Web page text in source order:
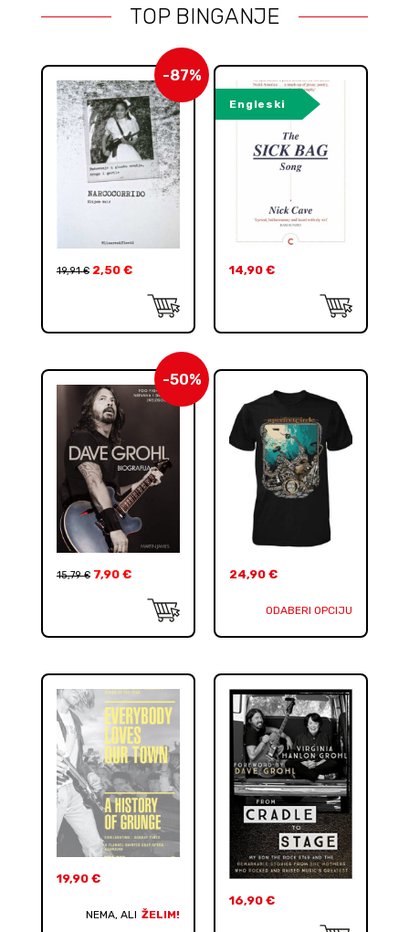
TOP BINGANJE
-87%
19,91€ 2,50 €
Engleski
14,90 €
-50%
15,79€ 7,90 € 24,90 €
ODABERI OPCIJU
19,90 €
NEMA, ALI ŽELIM!
16,90 €